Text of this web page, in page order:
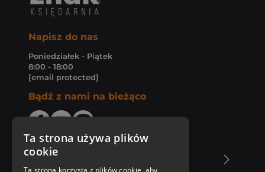
Napisz do nas
Poniedziałek - Piątek
8:00 - 18:00
[email protected]
Bądź z nami na bieżąco
Ta strona używa plików
cookie
Ta strona korzysta z plików cookie, aby